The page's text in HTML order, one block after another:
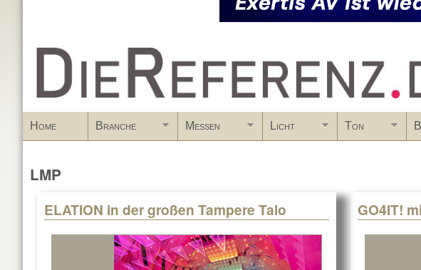
www.DieReferenz.de
Home Branche Messen Licht Ton
LMP
ELATION in der großen Tampere Talo GO4IT!
Pages